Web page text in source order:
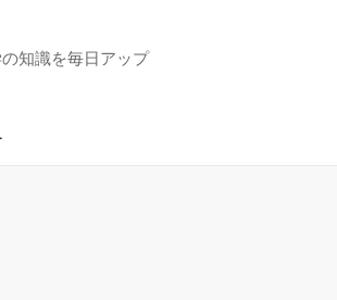
知識を毎日アップ